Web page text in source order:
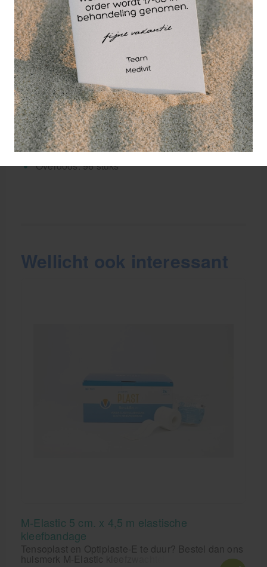
aanleggen van compressieverbanden direct na een
trauma langs de lijn.
Productspecificaties Vendari Plast M-elastic:
Breedte7,5 cm (Ideaal voor knie/enkel)
100% Puur Katoen
Geschikt voor de gevoelige huid (Latexvrij)
Verpakking 16 rollen per doos (Individueel
verpakt)
Overdoos: 96 stuks
Wellicht ook interessant
M-Elastic 5 cm. x 4,5 m elastische
kleefbandage
Tensoplast en Optiplaste-E te duur? Bestel dan ons
huismerk M-Elastic kleefzwachtel 5 cm van Vendari.